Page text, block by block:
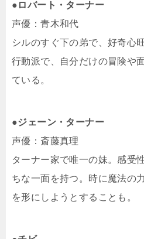
●ロバート・ターナー
声優：青木和代
シルのすぐ下の弟で、好奇心
行動派で、自分だけの冒険や
ている。
●ジェーン・ターナー
声優：斎藤真理
ターナー家で唯一の妹。感受
ちな一面を持つ。時に魔法の
を形にしようとすることも。